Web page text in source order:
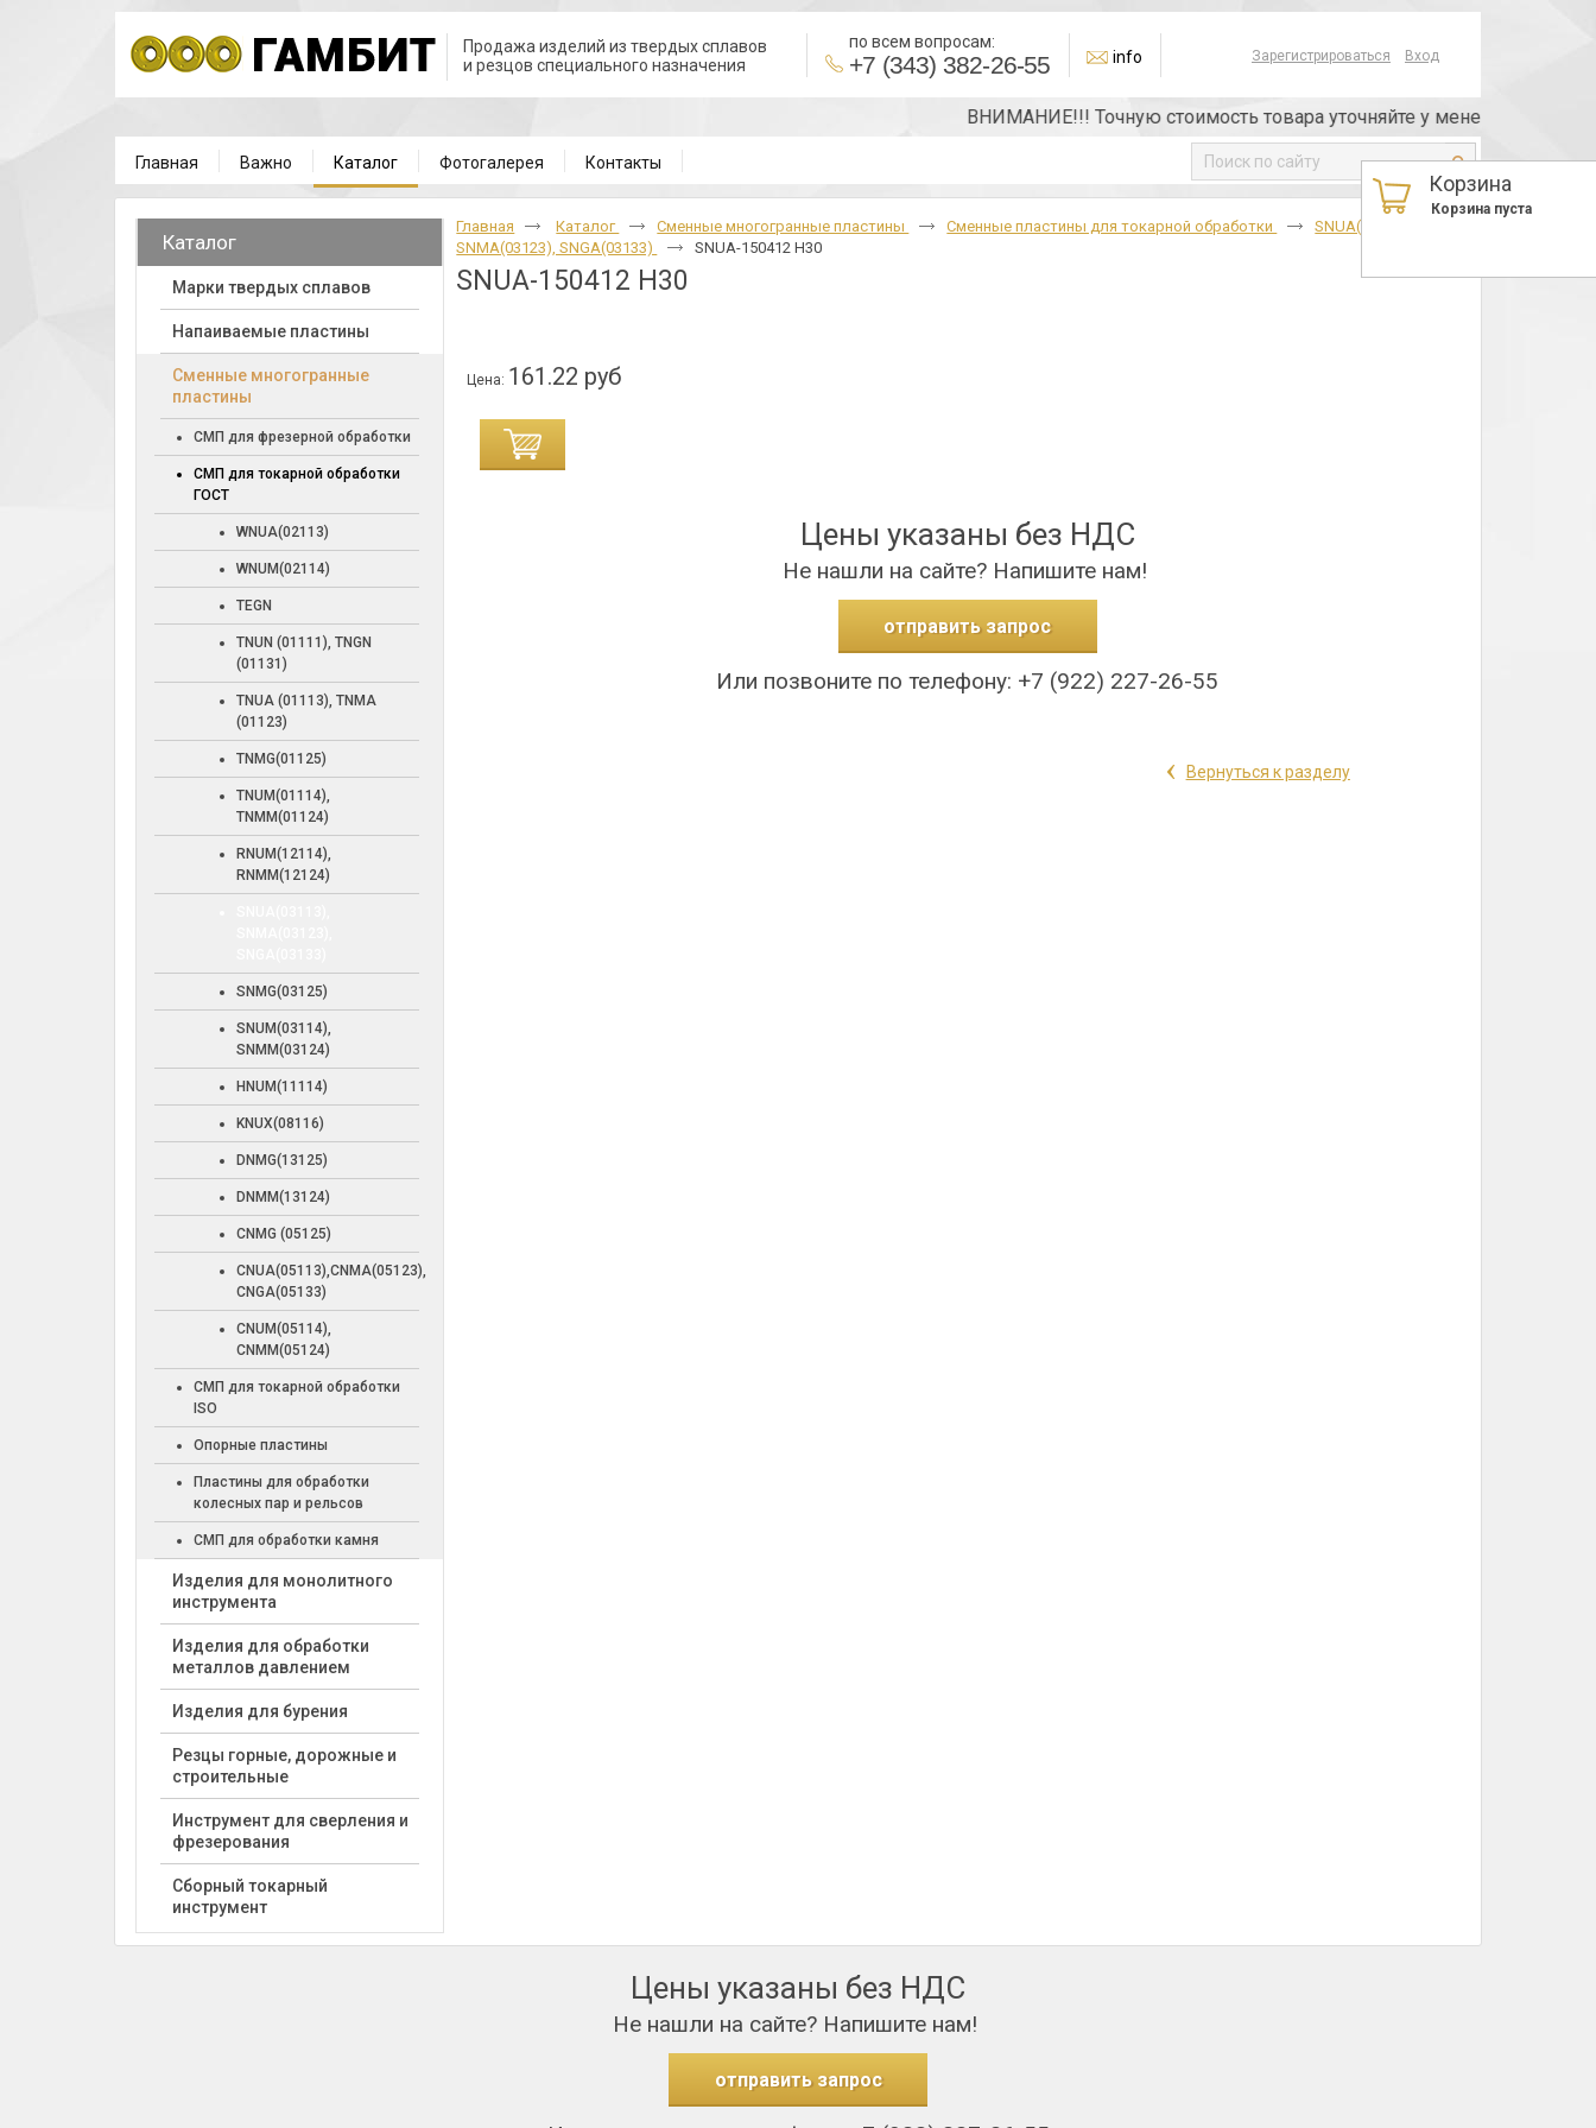
Зарегистрироваться Вход
Продажа изделий из твердых сплавов
и резцов специального назначения
по всем вопросам:
+7 (343) 382-26-55 info
ВНИМАНИЕ!!! Точную стоимость товара уточняйте у менеджера или по
Главная Важно Каталог Фотогалерея Контакты
Корзина
Корзина пуста
Каталог
Марки твердых сплавов
Напаиваемые пластины
Cменные многогранные
пластины
СМП для фрезерной обработки
СМП для токарной обработки
ГОСТ
WNUA(02113)
WNUM(02114)
TEGN
TNUN (01111), TNGN
(01131)
TNUA (01113), TNMA
(01123)
TNMG(01125)
TNUM(01114),
TNMM(01124)
RNUM(12114),
RNMM(12124)
SNMG(03125)
SNUM(03114),
SNMM(03124)
HNUM(11114)
KNUX(08116)
DNMG(13125)
DNMM(13124)
CNMG (05125)
CNUA(05113),CNMA(05123),
CNGA(05133)
CNUM(05114),
CNMM(05124)
СМП для токарной обработки
ISO
Опорные пластины
Пластины для обработки
колесных пар и рельсов
СМП для обработки камня
Изделия для монолитного
инструмента
Изделия для обработки
металлов давлением
Изделия для бурения
Резцы горные, дорожные и
строительные
Инструмент для сверления и
фрезерования
Сборный токарный
инструмент
Главная Каталог Cменные многогранные пластины Сменные пластины для токарной обработки
SNUA(03113),
SNMA(03123), SNGA(03133)
SNUA-150412 H30
SNUA-150412 H30
Цена: 161.22 руб
Цены указаны без НДС
Не нашли на сайте? Напишите нам!
отправить запрос
Или позвоните по телефону: +7 (922) 227-26-55
‹ Вернуться к разделу
Цены указаны без НДС
Не нашли на сайте? Напишите нам!
отправить запрос